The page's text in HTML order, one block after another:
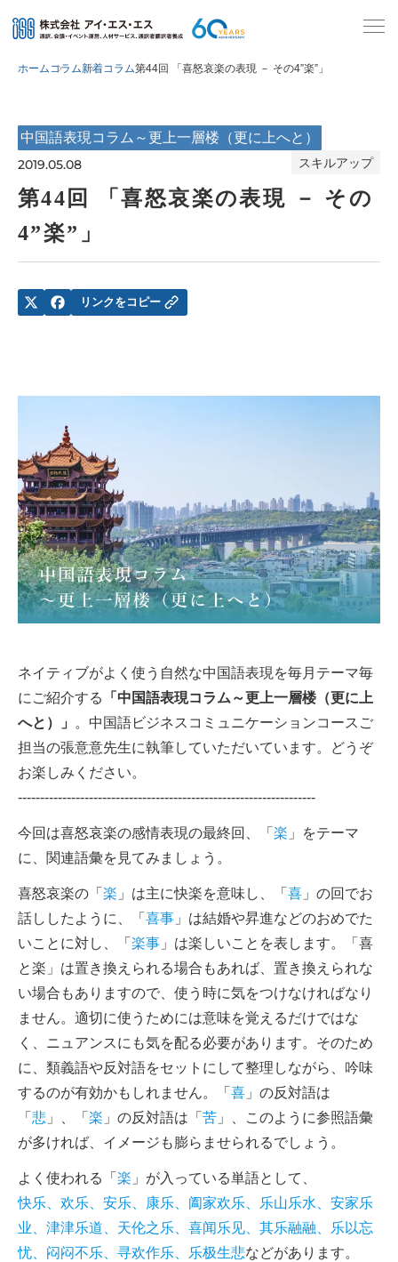
ホームコラム新着コラム第44回 「喜怒哀楽の表現 － その4”楽”」
中国語表現コラム～更上一層楼（更に上へと）
2019.05.08 スキルアップ
第44回 「喜怒哀楽の表現 － その
4”楽”」
リンクをコピー
ネイティブがよく使う自然な中国語表現を毎月テーマ毎
にご紹介する
「中国語表現コラム～更上一層楼（更に上
へと）」
。中国語ビジネスコミュニケーションコースご
担当の張意意先生に執筆していただいています。どうぞ
お楽しみください。
-------------------------------------------------------------------
今回は喜怒哀楽の感情表現の最終回、「 楽 」をテーマ
に、関連語彙を見てみましょう。
喜怒哀楽の「 楽 」は主に快楽を意味し、「 喜 」の回でお
話ししたように、「 喜事 」は結婚や昇進などのおめでた
いことに対し、「 楽事 」は楽しいことを表します。「喜
と楽」は置き換えられる場合もあれば、置き換えられな
い場合もありますので、使う時に気をつけなければなり
ません。適切に使うためには意味を覚えるだけではな
く、ニュアンスにも気を配る必要があります。そのため
に、類義語や反対語をセットにして整理しながら、吟味
するのが有効かもしれません。「 喜 」の反対語は
「 悲 」、「 楽 」の反対語は「 苦 」、このように参照語彙
が多ければ、イメージも膨らませられるでしょう。
よく使われる「 楽 」が入っている単語として、
快乐、欢乐、安乐、康乐、阖家欢乐、乐山乐水、安家乐
业、津津乐道、天伦之乐、喜闻乐见、其乐融融、乐以忘
忧、闷闷不乐、寻欢作乐、乐极生悲などがあります。